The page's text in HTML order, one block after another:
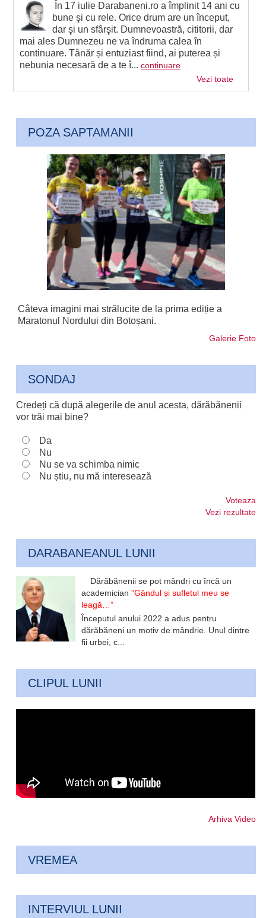
În 17 iulie Darabaneni.ro a împlinit 14 ani cu
bune şi cu rele. Orice drum are un început,
dar şi un sfârşit. Dumnevoastră, cititorii, dar
mai ales Dumnezeu ne va îndruma calea în
continuare. Tânăr și entuziast fiind, ai puterea și
nebunia necesară de a te î...continuare
Vezi toate
POZA SAPTAMANII
Câteva imagini mai strălucite de la prima ediție a
Maratonul Nordului din Botoșani.
Galerie Foto
SONDAJ
Credeți că după alegerile de anul acesta, dărăbănenii
vor trăi mai bine?
Da
Nu
Nu se va schimba nimic
Nu știu, nu mă interesează
Voteaza
Vezi rezultate
DARABANEANUL LUNII
Dărăbănenii se pot mândri cu încă un
academician”Gândul și sufletul meu se
leagă…”
Începutul anului 2022 a adus pentru
dărăbăneni un motiv de mândrie. Unul dintre
fii urbei, c...
CLIPUL LUNII
Arhiva Video
VREMEA
INTERVIUL LUNII